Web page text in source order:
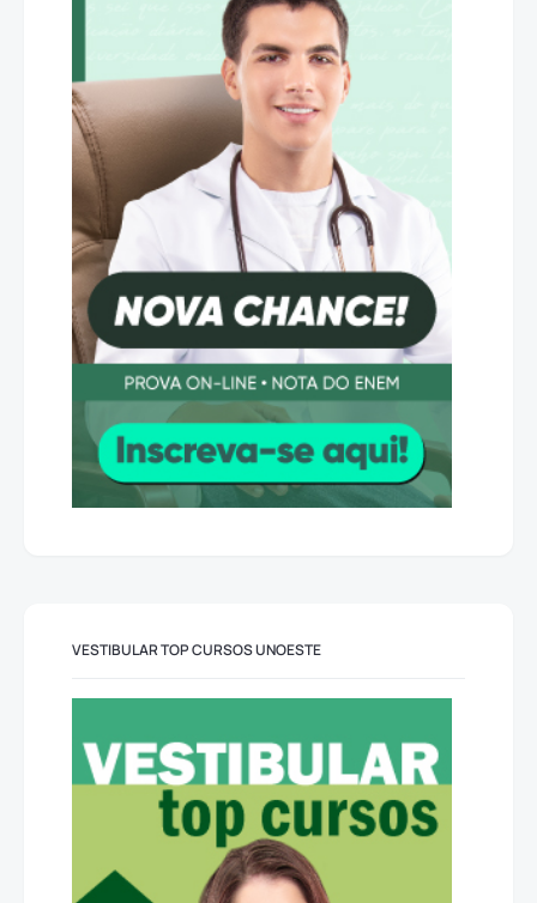
VESTIBULAR TOP CURSOS UNOESTE